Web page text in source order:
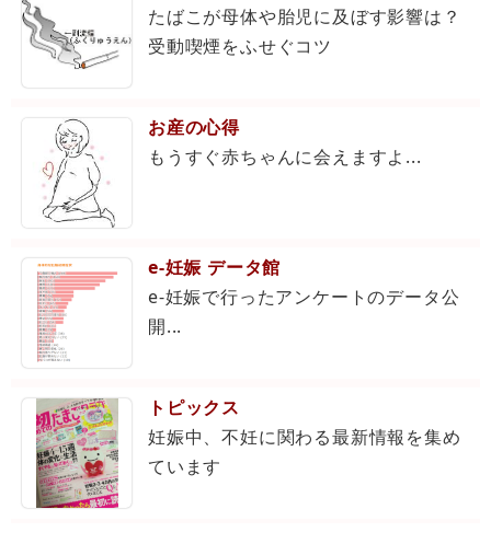
たばこが母体や胎児に及ぼす影響は？
受動喫煙をふせぐコツ
お産の心得
もうすぐ赤ちゃんに会えますよ...
e-妊娠 データ館
e-妊娠で行ったアンケートのデータ公
開...
トピックス
妊娠中、不妊に関わる最新情報を集め
ています